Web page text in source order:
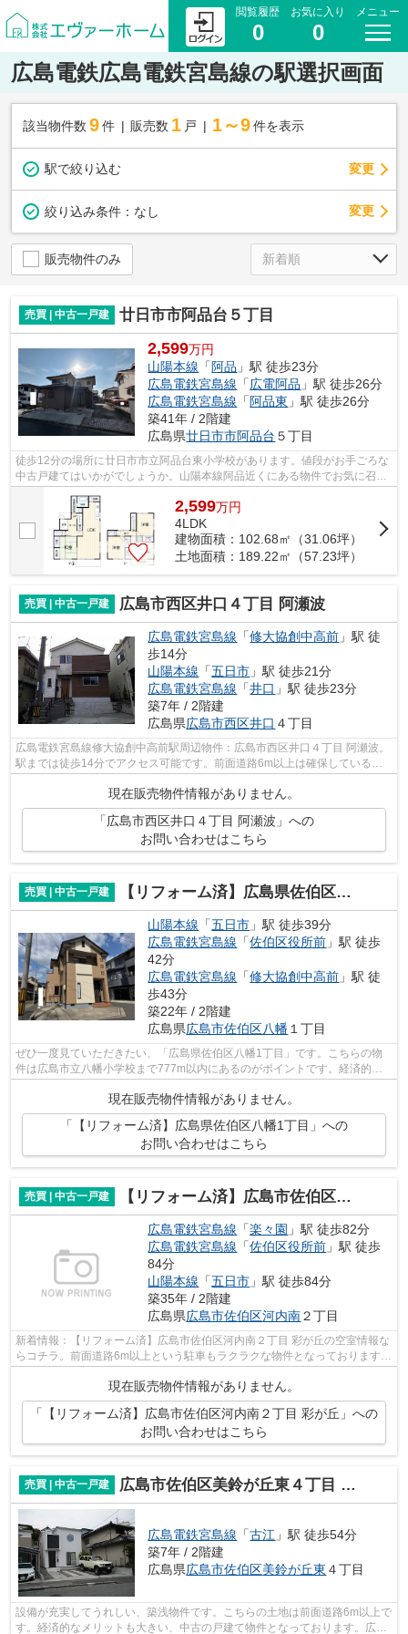
閲覧履歴
0
お気に入り
0
メニュー
広島電鉄広島電鉄宮島線の駅選択画面
該当物件数 9件 販売数 1 戸 1～9 件を表示
駅で絞り込む 変更
絞り込み条件： なし 変更
販売物件のみ
売買 | 中古一戸建 廿日市市阿品台５丁目
2,599万円
山陽本線 「 阿品 」駅 徒歩23分
広島電鉄宮島線 「広電阿品 」駅 徒歩26分
広島電鉄宮島線 「 阿品東 」駅 徒歩26分
築41年 / 2階建
広島県廿日市市阿品台 ５丁目
徒歩12分の場所に廿日市市立阿品台東小学校があります。値段がお手ごろな
中古戸建てはいかがでしょうか。山陽本線阿品近くにある物件でお気に召し
2,599万円
4LDK
建物面積：102.68㎡（31.06坪）
土地面積：189.22㎡（57.23坪）
売買 | 中古一戸建 広島市西区井口４丁目 阿瀬波
広島電鉄宮島線 「修大協創中高前 」駅 徒
歩14分
山陽本線 「五日市 」駅 徒歩21分
広島電鉄宮島線 「井口 」駅 徒歩23分
築7年 / 2階建
広島県広島市西区井口 ４丁目
広島電鉄宮島線修大協創中高前駅周辺物件：広島市西区井口４丁目 阿瀬波。
駅までは徒歩14分でアクセス可能です。前面道路6m以上は確保しているの
現在販売物件情報がありません。
「広島市西区井口４丁目 阿瀬波」への
お問い合わせはこちら
売買 | 中古一戸建 【リフォーム済】広島県佐伯区八幡1丁目
山陽本線 「五日市 」駅 徒歩39分
広島電鉄宮島線 「佐伯区役所前 」駅 徒歩
42分
広島電鉄宮島線 「修大協創中高前 」駅 徒
歩43分
築22年 / 2階建
広島県広島市佐伯区八幡 １丁目
ぜひ一度見ていただきたい、「広島県佐伯区八幡1丁目」です。こちらの物
件は広島市立八幡小学校まで777m以内にあるのがポイントです。経済的な
メリットも大きい、中古の戸建て物件とな...
現在販売物件情報がありません。
「【リフォーム済】広島県佐伯区八幡1丁目」への
お問い合わせはこちら
売買 | 中古一戸建 【リフォーム済】広島市佐伯区河内南２丁目 彩が丘
広島電鉄宮島線 「楽々園 」駅 徒歩82分
広島電鉄宮島線 「佐伯区役所前 」駅 徒歩
84分
山陽本線 「五日市 」駅 徒歩84分
築35年 / 2階建
広島県広島市佐伯区河内南２丁目
新着情報：【リフォーム済】広島市佐伯区河内南２丁目 彩が丘の空室情報な
らコチラ。前面道路6m以上という駐車もラクラクな物件となっております。
現在販売物件情報がありません。
「【リフォーム済】広島市佐伯区河内南２丁目 彩が丘」への
お問い合わせはこちら
売買 | 中古一戸建 広島市佐伯区美鈴が丘東４丁目 美鈴が丘
広島電鉄宮島線 「古江 」駅 徒歩54分
築7年 / 2階建
広島県広島市佐伯区美鈴が丘東 ４丁目
設備が充実してうれしい、築浅物件です。こちらの土地は前面道路6m以上で
す。経済的なメリットも大きい、中古の戸建て物件となっております。広島